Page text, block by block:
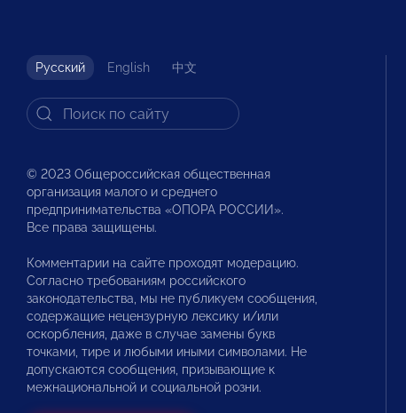
Русский English 中文
© 2023 Общероссийская общественная
организация малого и среднего
предпринимательства «ОПОРА РОССИИ».
Все права защищены.
Комментарии на сайте проходят модерацию.
Согласно требованиям российского
законодательства, мы не публикуем сообщения,
содержащие нецензурную лексику и/или
оскорбления, даже в случае замены букв
точками, тире и любыми иными символами. Не
допускаются сообщения, призывающие к
межнациональной и социальной розни.